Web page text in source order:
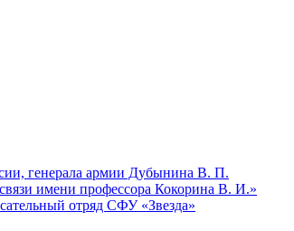
генерала армии Дубынина В. П.
имени профессора Кокорина В. И.»
отряд СФУ «Звезда»